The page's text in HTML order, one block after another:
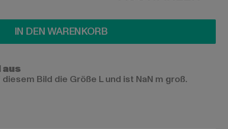
IN DEN WARENKORB
Bild die Größe L und ist NaN m groß.